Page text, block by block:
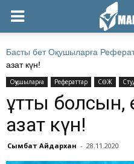
Басты бет Оқушыларға
азат күн!
Оқушыларға Рефераттар СӨЖ
Құтты болсын,
азат күн!
Сымбат Айдархан - 28.11.2020